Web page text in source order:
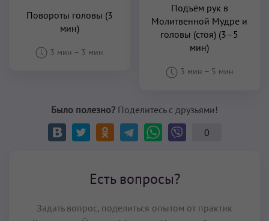
Повороты головы (3
мин)
3 мин – 3 мин
Подъём рук в
Молитвенной Мудре и
головы (стоя) (3–5
мин)
3 мин – 5 мин
Было полезно? Поделитесь с друзьями!
0
Есть вопросы?
Задать вопрос, поделиться опытом от практик